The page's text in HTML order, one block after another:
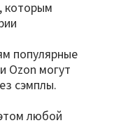
которым
популярные
Ozon могут
сэмплы.
любой